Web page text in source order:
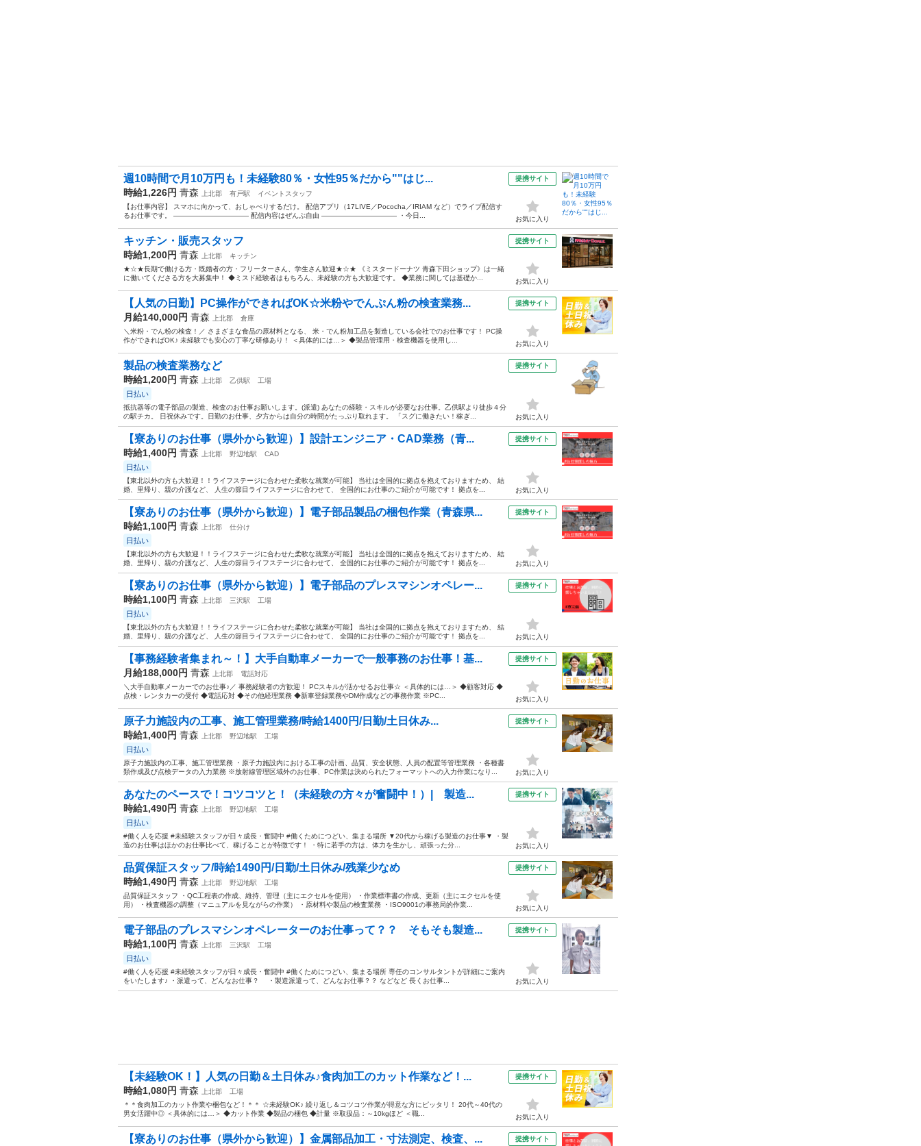
週10時間で月10万円も！未経験80％・女性95％だから""はじ...
時給1,226円 青森 上北郡 有戸駅
イベントスタッフ
【お仕事内容】 スマホに向かって、おしゃべりするだけ。 配信アプリ（17LIVE／Pococha／IRIAM など）でライブ配信す
るお仕事です。 ——————————— 配信内容はぜんぶ自由 ——————————— ・今日...
提携サイト
お気に入り
キッチン・販売スタッフ
時給1,200円 青森 上北郡
キッチン
★☆★長期で働ける方・既婚者の方・フリーターさん、学生さん歓迎★☆★ 《ミスタードーナツ 青森下田ショップ》は一緒
に働いてくださる方を大募集中！ ◆ミスド経験者はもちろん、未経験の方も大歓迎です。 ◆業務に関しては基礎か...
提携サイト
お気に入り
【人気の日勤】PC操作ができればOK☆米粉やでんぷん粉の検査業務...
月給140,000円 青森 上北郡
倉庫
＼米粉・でん粉の検査！／ さまざまな食品の原材料となる、 米・でん粉加工品を製造している会社でのお仕事です！ PC操
作ができればOK♪ 未経験でも安心の丁寧な研修あり！ ＜具体的には…＞ ◆製品管理用・検査機器を使用し...
提携サイト
お気に入り
製品の検査業務など
時給1,200円 青森 上北郡 乙供駅 工場
日払い
抵抗器等の電子部品の製造、検査のお仕事お願いします。(派遣) あなたの経験・スキルが必要なお仕事。乙供駅より徒歩４分
の駅チカ。 日祝休みです。日勤のお仕事、夕方からは自分の時間がたっぷり取れます。 「スグに働きたい！稼ぎ...
提携サイト
お気に入り
【寮ありのお仕事（県外から歓迎）】設計エンジニア・CAD業務（青...
時給1,400円 青森 上北郡 野辺地駅 CAD
日払い
【東北以外の方も大歓迎！！ライフステージに合わせた柔軟な就業が可能】 当社は全国的に拠点を抱えておりますため、 結
婚、里帰り、親の介護など、 人生の節目ライフステージに合わせて、 全国的にお仕事のご紹介が可能です！ 拠点を...
提携サイト
お気に入り
【寮ありのお仕事（県外から歓迎）】電子部品製品の梱包作業（青森県...
時給1,100円 青森 上北郡 仕分け
日払い
【東北以外の方も大歓迎！！ライフステージに合わせた柔軟な就業が可能】 当社は全国的に拠点を抱えておりますため、 結
婚、里帰り、親の介護など、 人生の節目ライフステージに合わせて、 全国的にお仕事のご紹介が可能です！ 拠点を...
提携サイト
お気に入り
【寮ありのお仕事（県外から歓迎）】電子部品のプレスマシンオペレー...
時給1,100円 青森 上北郡 三沢駅 工場
日払い
【東北以外の方も大歓迎！！ライフステージに合わせた柔軟な就業が可能】 当社は全国的に拠点を抱えておりますため、 結
婚、里帰り、親の介護など、 人生の節目ライフステージに合わせて、 全国的にお仕事のご紹介が可能です！ 拠点を...
提携サイト
お気に入り
【事務経験者集まれ～！】大手自動車メーカーで一般事務のお仕事！基...
月給188,000円 青森 上北郡
電話対応
＼大手自動車メーカーでのお仕事♪／ 事務経験者の方歓迎！ PCスキルが活かせるお仕事☆ ＜具体的には…＞ ◆顧客対応 ◆
点検・レンタカーの受付 ◆電話応対 ◆その他経理業務 ◆新車登録業務やDM作成などの事務作業 ※PC...
提携サイト
お気に入り
原子力施設内の工事、施工管理業務/時給1400円/日勤/土日休み...
時給1,400円 青森 上北郡 野辺地駅 工場
日払い
原子力施設内の工事、施工管理業務 ・原子力施設内における工事の計画、品質、安全状態、人員の配置等管理業務 ・各種書
類作成及び点検データの入力業務 ※放射線管理区域外のお仕事、PC作業は決められたフォーマットへの入力作業になり...
提携サイト
お気に入り
あなたのペースで！コツコツと！（未経験の方々が奮闘中！）| 製造...
時給1,490円 青森 上北郡 野辺地駅 工場
日払い
#働く人を応援 #未経験スタッフが日々成長・奮闘中 #働くためにつどい、集まる場所 ▼20代から稼げる製造のお仕事▼ ・製
造のお仕事はほかのお仕事比べて、稼げることが特徴です！ ・特に若手の方は、体力を生かし、頑張った分...
提携サイト
お気に入り
品質保証スタッフ/時給1490円/日勤/土日休み/残業少なめ
時給1,490円 青森 上北郡 野辺地駅
工場
品質保証スタッフ ・QC工程表の作成、維持、管理（主にエクセルを使用） ・作業標準書の作成、更新（主にエクセルを使
用） ・検査機器の調整（マニュアルを見ながらの作業） ・原材料や製品の検査業務 ・ISO9001の事務局的作業...
提携サイト
お気に入り
電子部品のプレスマシンオペレーターのお仕事って？？ そもそも製造...
時給1,100円 青森 上北郡 三沢駅 工場
日払い
#働く人を応援 #未経験スタッフが日々成長・奮闘中 #働くためにつどい、集まる場所 専任のコンサルタントが詳細にご案内
をいたします♪ ・派遣って、どんなお仕事？ ・製造派遣って、どんなお仕事？？ などなど 長くお仕事...
提携サイト
お気に入り
【未経験OK！】人気の日勤＆土日休み♪食肉加工のカット作業など！...
時給1,080円 青森 上北郡
工場
＊＊食肉加工のカット作業や梱包など！＊＊ ☆未経験OK♪ 繰り返し＆コツコツ作業が得意な方にピッタリ！ 20代～40代の
男女活躍中◎ ＜具体的には…＞ ◆カット作業 ◆製品の梱包 ◆計量 ※取扱品：～10kgほど ＜職...
提携サイト
お気に入り
【寮ありのお仕事（県外から歓迎）】金属部品加工・寸法測定、検査、... 提携サイト